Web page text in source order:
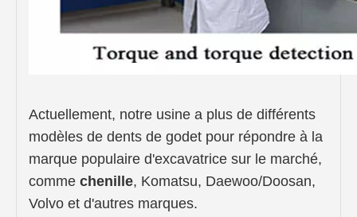
Actuellement, notre usine a plus de différents
modèles de dents de godet pour répondre à la
marque populaire d'excavatrice sur le marché,
comme chenille, Komatsu, Daewoo/Doosan,
Volvo et d'autres marques.